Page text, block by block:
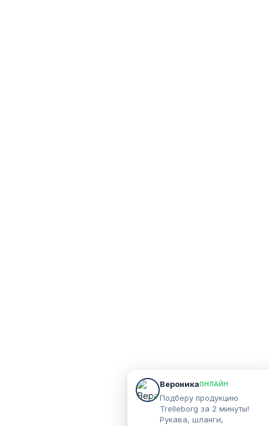
ВероникаОНЛАЙН
Подберу продукцию
Trelleborg за 2 минуты!
Рукава, шланги,